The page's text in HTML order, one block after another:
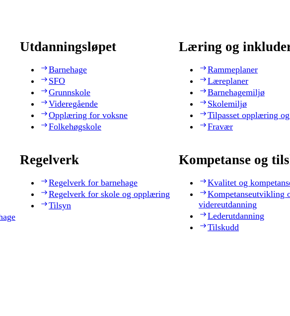
Utdanningsløpet
Barnehage
SFO
Grunnskole
Videregående
Opplæring for voksne
Folkehøgskole
Læring og
Rammeplaner
Læreplaner
Barnehagemiljø
Skolemiljø
Tilpasset opplæring
Fravær
Regelverk
Regelverk for barnehage
Regelverk for skole og opplæring
Tilsyn
Kompetanse og
Kvalitet og
Kompetanseutvikling
videreutdanning
Lederutdanning
Tilskudd